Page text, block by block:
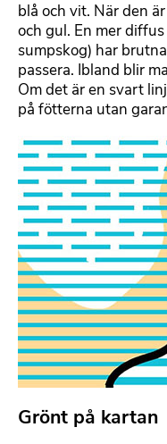
m
a
t
t
e
r
a
r
t
e
x
t
blå och vit. När den
och gul. En mer
sumpskog) har
passera. Ibland blir
Om det är en svart
på fötterna utan
B
l
d
m
e
d
f
i
l
F
Grönt på kartan